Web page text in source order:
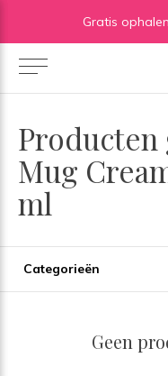
Gratis
Producten
Mug
ml
Categorieën
Geen